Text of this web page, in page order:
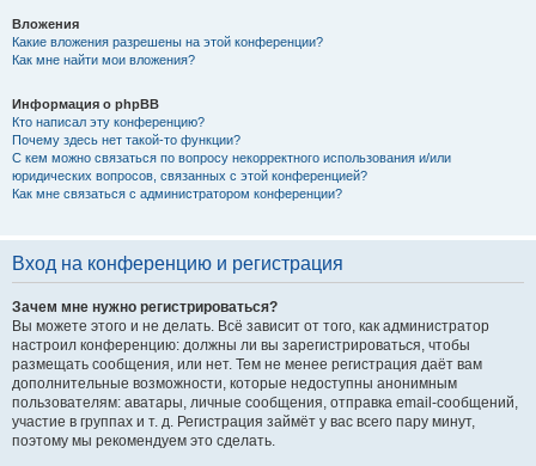
Вложения
Какие вложения разрешены на этой конференции?
Как мне найти мои вложения?
Информация о phpBB
Кто написал эту конференцию?
Почему здесь нет такой-то функции?
С кем можно связаться по вопросу некорректного использования и/или
юридических вопросов, связанных с этой конференцией?
Как мне связаться с администратором конференции?
Вход на конференцию и регистрация
Зачем мне нужно регистрироваться?
Вы можете этого и не делать. Всё зависит от того, как администратор
настроил конференцию: должны ли вы зарегистрироваться, чтобы
размещать сообщения, или нет. Тем не менее регистрация даёт вам
дополнительные возможности, которые недоступны анонимным
пользователям: аватары, личные сообщения, отправка email-сообщений,
участие в группах и т. д. Регистрация займёт у вас всего пару минут,
поэтому мы рекомендуем это сделать.